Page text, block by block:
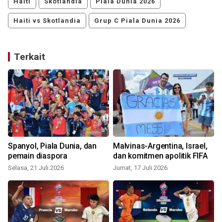
Haiti vs Skotlandia Grup C Piala Dunia 2026
Terkait
Spanyol, Piala Dunia, dan
pemain diaspora
Selasa, 21 Juli 2026
Malvinas-Argentina, Israel,
dan komitmen apolitik FIFA
Jumat, 17 Juli 2026